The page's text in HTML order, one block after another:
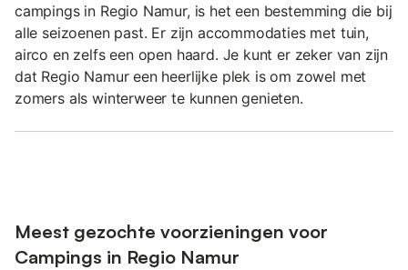
campings in Regio Namur, is het een bestemming die bij
alle seizoenen past. Er zijn accommodaties met tuin,
airco en zelfs een open haard. Je kunt er zeker van zijn
dat Regio Namur een heerlijke plek is om zowel met
zomers als winterweer te kunnen genieten.
Meest gezochte voorzieningen voor
Campings in Regio Namur